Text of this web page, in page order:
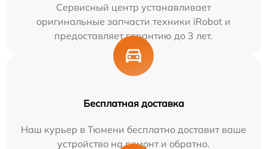
Сервисный центр устанавливает
оригинальные запчасти техники iRobot и
предоставляет гарантию до 3 лет.
Бесплатная доставка
Наш курьер в Тюмени бесплатно доставит ваше
устройство на ремонт и обратно.